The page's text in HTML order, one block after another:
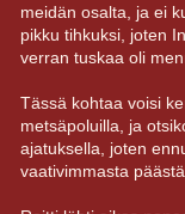
meidän osalta, ja ei
pikku tihkuksi, joten
verran tuskaa oli
Tässä kohtaa voisi
metsäpoluilla, ja
ajatuksella, joten
vaativimmasta